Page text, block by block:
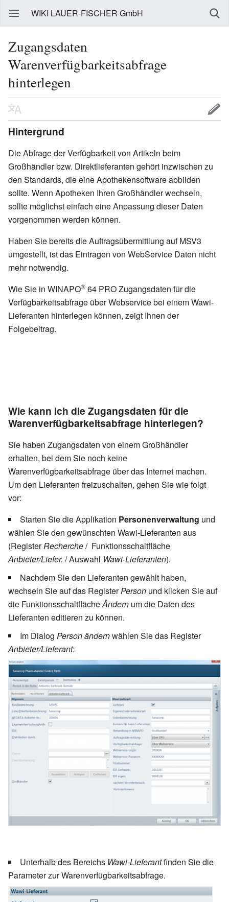
WIKI LAUER-FISCHER GmbH
Zugangsdaten
Warenverfügbarkeitsabfrage
hinterlegen
Hintergrund
Die Abfrage der Verfügbarkeit von Artikeln beim
Großhändler bzw. Direktlieferanten gehört inzwischen zu
den Standards, die eine Apothekensoftware abbilden
sollte. Wenn Apotheken Ihren Großhändler wechseln,
sollte möglichst einfach eine Anpassung dieser Daten
vorgenommen werden können.
Haben Sie bereits die Auftragsübermittlung auf MSV3
umgestellt, ist das Eintragen von WebService Daten nicht
mehr notwendig.
Wie Sie in WINAPO® 64 PRO Zugangsdaten für die
Verfügbarkeitsabfrage über Webservice bei einem Wawi-
Lieferanten hinterlegen können, zeigt Ihnen der
Folgebeitrag.
Wie kann ich die Zugangsdaten für die
Warenverfügbarkeitsabfrage hinterlegen?
Sie haben Zugangsdaten von einem Großhändler
erhalten, bei dem Sie noch keine
Warenverfügbarkeitsabfrage über das Internet machen.
Um den Lieferanten freizuschalten, gehen Sie wie folgt
vor:
Starten Sie die Applikation Personenverwaltung und
wählen Sie den gewünschten Wawi-Lieferanten aus
(RegisterRecherche/ Funktionsschaltfläche
Anbieter/Liefer. / Auswahl Wawi-Lieferanten).
Nachdem Sie den Lieferanten gewählt haben,
wechseln Sie auf das RegisterPerson und klicken Sie auf
die FunktionsschaltflächeÄndern um die Daten des
Lieferanten editieren zu können.
Im Dialog Person ändernwählen Sie das Register
Anbieter/Lieferant:
Unterhalb des Bereichs Wawi-Lieferantfinden Sie die
Parameter zur Warenverfügbarkeitsabfrage.